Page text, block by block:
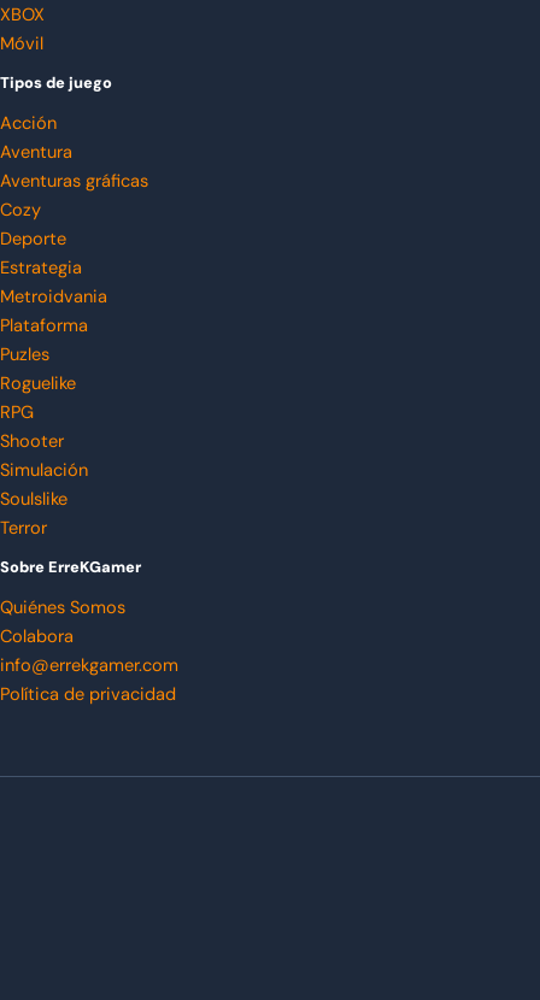
XBOX
Móvil
Tipos de juego
Acción
Aventura
Aventuras gráficas
Cozy
Deporte
Estrategia
Metroidvania
Plataforma
Puzles
Roguelike
RPG
Shooter
Simulación
Soulslike
Terror
Sobre ErreKGamer
Quiénes Somos
Colabora
info@errekgamer.com
Política de privacidad